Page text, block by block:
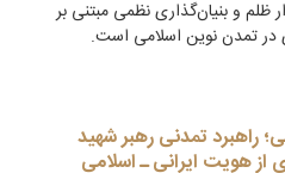
ظلم و بنیان‌گذاری نظمی مبتنی بر
تمدن نوین اسلامی است.
راهبرد تمدنی رهبر شهید
از هویت ایرانی ـ اسلامی